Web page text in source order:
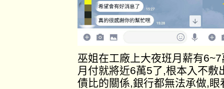
巫姐在工廠上大夜班月薪有
月付就將近6萬5了,根本入不
債比的關係,銀行都無法承做,